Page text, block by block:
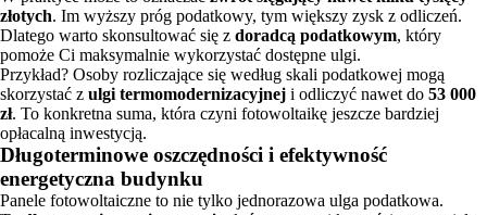
złotych. Im wyższy próg podatkowy, tym większy zysk z odliczeń.
Dlatego warto skonsultować się z doradcą podatkowym, który
pomoże Ci maksymalnie wykorzystać dostępne ulgi.
Przykład? Osoby rozliczające się według skali podatkowej mogą
skorzystać z ulgi termomodernizacyjnej i odliczyć nawet do 53 000
zł. To konkretna suma, która czyni fotowoltaikę jeszcze bardziej
opłacalną inwestycją.
Długoterminowe oszczędności i efektywność
energetyczna budynku
Panele fotowoltaiczne to nie tylko jednorazowa ulga podatkowa.